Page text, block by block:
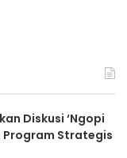
Diskusi ‘Ngopi
Program Strategis